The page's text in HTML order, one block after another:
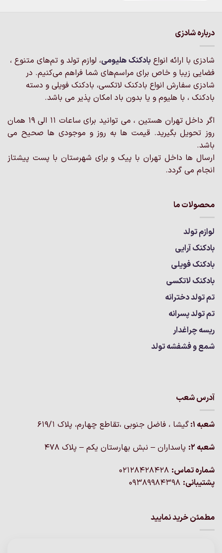
باشد.
گزینه
ها
ممکن
است
صفحه
محصول
شوند
گزینه
ها
ممکن
است
صفحه
محصول
انتخاب
درباره شادزی
شادزی با ارائه انواع بادکنک‌ هلیومی، لوازم تولد و تم‌های متنوع ،
فضایی زیبا و خاص برای مراسم‌های شما فراهم می‌کنیم. در
شادزی سفارش انواع بادکنک لاتکسی، بادکنک فویلی و دسته
بادکنک ، با هلیوم و یا بدون باد امکان پذیر می باشد.
اگر داخل تهران هستین ، می توانید برای ساعات 11 الی 19 همان
روز تحویل بگیرید. قیمت ها به روز و موجودی ها صحیح می
باشد.
ارسال ها داخل تهران با پیک و برای شهرستان با پست پیشتاز
انجام می گردد.
محصولات ما
لوازم تولد
بادکنک آرایی
بادکنک فویلی
بادکنک لاتکسی
تم تولد دخترانه
تم تولد پسرانه
ریسه چراغدار
شمع و فشفشه تولد
آدرس شعب
شعبه 1:
گيشا ، فاضل جنوبی ،تقاطع چهارم، پلاک 619/1
شعبه 2:
پاسداران – نبش بهارستان یکم – پلاک ۴۷۸
شماره تماس:
پشتیبانی:
مطمئن خرید نمایید